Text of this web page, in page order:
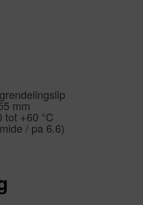
mm
tot +60 °C
/ pa 6.6)